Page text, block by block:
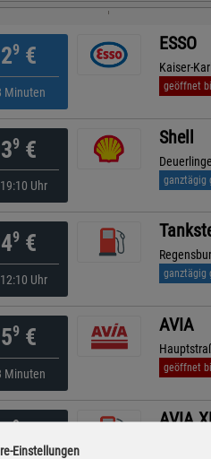
9€
Minuten
ESSO
Kaiser-
geöffnet
9€
Uhr
Shell
ganztägig
9€
Uhr ganztägig
9€
Minuten
AVIA
geöffnet
9€ AVIA
Einstellungen